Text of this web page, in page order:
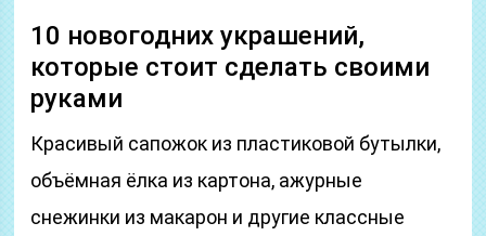
10 новогодних украшений,
которые стоит сделать своими
руками
Красивый сапожок из пластиковой бутылки,
объёмная ёлка из картона, ажурные
снежинки из макарон и другие классные